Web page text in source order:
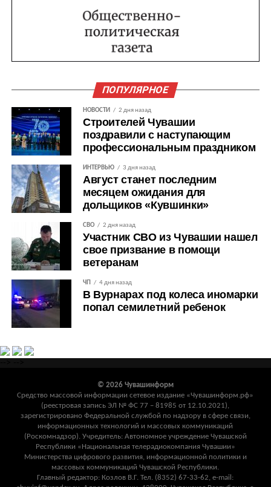
ПОПУЛЯРНОЕ
НОВОСТИ 2 дня назад
Строителей Чувашии
поздравили с наступающим
профессиональным праздником
ИНТЕРВЬЮ 3 дня назад
Август станет последним
месяцем ожидания для
дольщиков «Кувшинки»
СВО 2 дня назад
Участник СВО из Чувашии нашел
свое призвание в помощи
ветеранам
ЧП 4 дня назад
В Вурнарах под колеса иномарки
попал семилетний ребенок
© 2026 Чувашинформ
Средство массовой информации сетевое издание «Чувашинформ.рф»
(реестровая запись ЭЛ № ФС 77 – 81985 от 12.10.2021),
зарегистрировано Федеральной службой по надзору в сфере связи,
информационных технологий и массовых коммуникаций
(Роскомнадзор). Учредитель: Автономное учреждение Чувашской
Республики «Национальная телерадиокомпания Чувашии»
Министерства цифрового развития, информационной политики и
массовых коммуникаций Чувашской Республики.
Главный редактор: Козлов В.Г. Тел. (8352) 67-33-62, e-mail: